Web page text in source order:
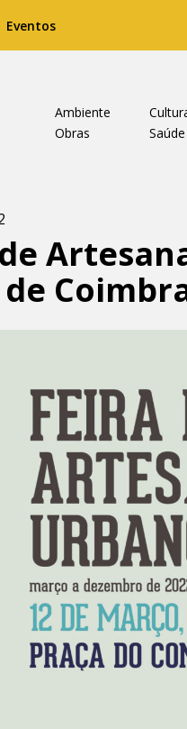
Eventos
Ambiente
Obras
Saúde